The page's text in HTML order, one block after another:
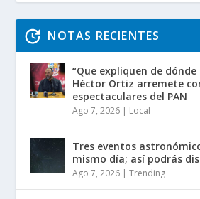
NOTAS RECIENTES
“Que expliquen de dónde
Héctor Ortiz arremete
espectaculares del PAN
Ago 7, 2026 | Local
Tres eventos
mismo día; así podrás
Ago 7, 2026 |Trending